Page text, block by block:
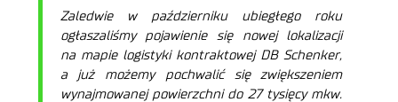
Zaledwie w październiku ubiegłego roku
ogłaszaliśmy pojawienie się nowej lokalizacji
na mapie logistyki kontraktowej DB Schenker,
a już możemy pochwalić się zwiększeniem
wynajmowanej powierzchni do 27 tysięcy mkw.